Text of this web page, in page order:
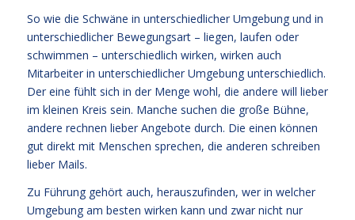
So wie die Schwäne in unterschiedlicher Umgebung und in
unterschiedlicher Bewegungsart – liegen, laufen oder
schwimmen – unterschiedlich wirken, wirken auch
Mitarbeiter in unterschiedlicher Umgebung unterschiedlich.
Der eine fühlt sich in der Menge wohl, die andere will lieber
im kleinen Kreis sein. Manche suchen die große Bühne,
andere rechnen lieber Angebote durch. Die einen können
gut direkt mit Menschen sprechen, die anderen schreiben
lieber Mails.
Zu Führung gehört auch, herauszufinden, wer in welcher
Umgebung am besten wirken kann und zwar nicht nur